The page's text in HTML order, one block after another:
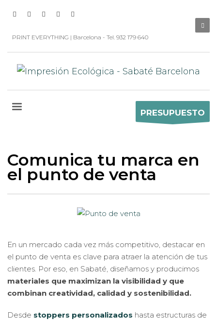
PRINT EVERYTHING | Barcelona - Tel. 932 179 640
PRESUPUESTO
Comunica tu marca en
el punto de venta
En un mercado cada vez más competitivo, destacar en
el punto de venta es clave para atraer la atención de tus
clientes. Por eso, en Sabaté, diseñamos y producimos
materiales que maximizan la visibilidad y que
combinan creatividad, calidad y sostenibilidad.
Desde stoppers personalizados hasta estructuras de